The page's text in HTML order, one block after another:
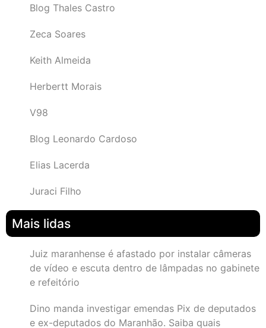
Blog Thales Castro
Zeca Soares
Keith Almeida
Herbertt Morais
V98
Blog Leonardo Cardoso
Elias Lacerda
Juraci Filho
Mais lidas
Juiz maranhense é afastado por instalar câmeras
de vídeo e escuta dentro de lâmpadas no gabinete
e refeitório
Dino manda investigar emendas Pix de deputados
e ex-deputados do Maranhão. Saiba quais